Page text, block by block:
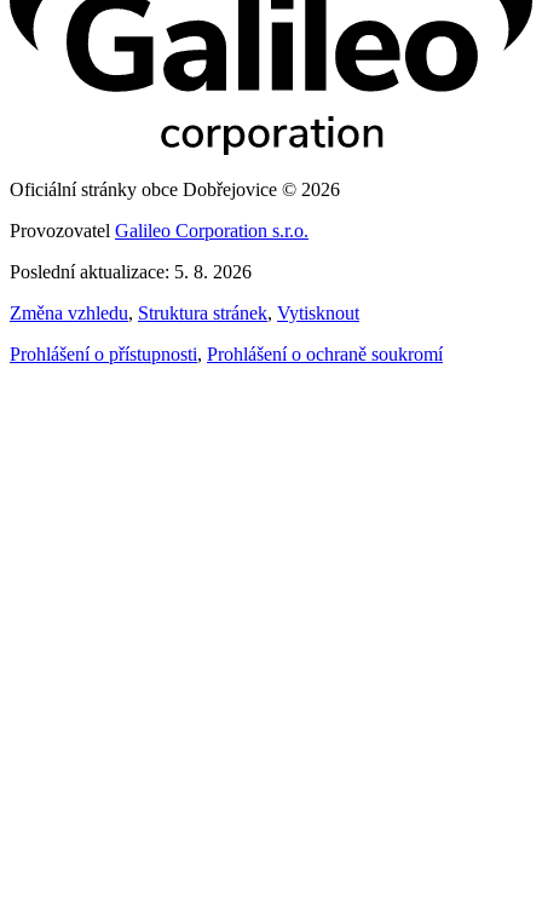
Oficiální stránky obce Dobřejovice © 2026
Provozovatel Galileo Corporation s.r.o.
Poslední aktualizace: 5. 8. 2026
Změna vzhledu, Struktura stránek, Vytisknout
Prohlášení o přístupnosti, Prohlášení o ochraně soukromí